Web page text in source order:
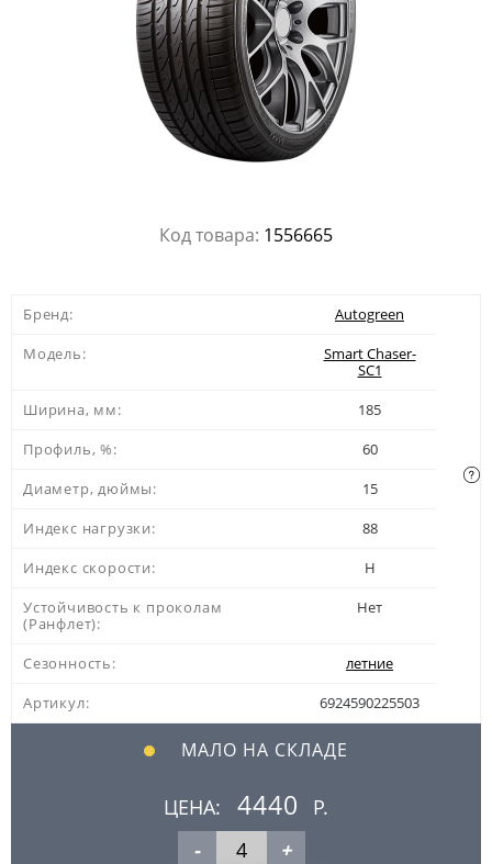
Код товара: 1556665
Бренд:
Autogreen
Модель:
Smart Chaser-
SC1
Ширина, мм:
185
Профиль, %:
60
Диаметр, дюймы:
15
Индекс нагрузки:
88
Индекс скорости:
H
Устойчивость к проколам
(Ранфлет):
Нет
Сезонность:
летние
Артикул:
6924590225503
МАЛО НА СКЛАДЕ
ЦЕНА: 4440
Р.
-
+